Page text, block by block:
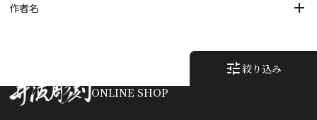
作者名
tune絞り込み
ONLINE SHOP